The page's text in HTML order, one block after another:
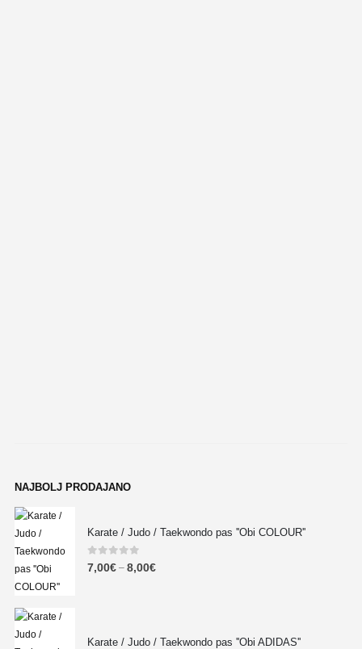
NAJBOLJ PRODAJANO
Karate / Judo / Taekwondo pas ''Obi COLOUR''
0out of 5
7,00€ – 8,00€
Karate / Judo / Taekwondo pas ''Obi ADIDAS''